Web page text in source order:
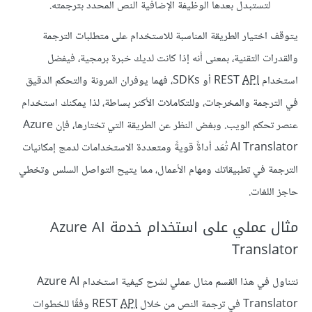
لتستبدل بعدها الوظيفة الإضافية النص المحدد بترجمته.
يتوقف اختيار الطريقة المناسبة للاستخدام على متطلبات الترجمة
والقدرات التقنية، بمعنى أنه إذا كانت لديك خبرة برمجية، فيفضل
استخدام RESTAPI
أو SDKs، فهما يوفران المرونة والتحكم الدقيق
في الترجمة والمخرجات، وللتكاملات الأكثر بساطة، لذا يمكنك استخدام
عنصر تحكم الويب. وبغض النظر عن الطريقة التي تختارها، فإن Azure
AI Translator تُعَد أداةً قويةً ومتعددة الاستخدامات لدمج إمكانيات
الترجمة في تطبيقاتك ومهام الأعمال، مما يتيح التواصل السلس وتخطي
حاجز اللغات.
مثال عملي على استخدام خدمة Azure AI
Translator
نتناول في هذا القسم مثال عملي لشرح كيفية استخدام Azure AI
Translator في ترجمة النص من خلال REST
API وفقًا للخطوات